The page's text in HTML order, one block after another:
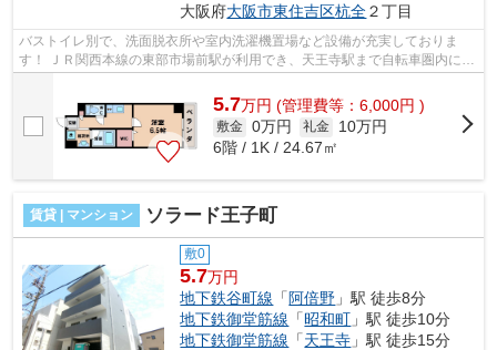
大阪府大阪市東住吉区杭全２丁目
バストイレ別で、洗面脱衣所や室内洗濯機置場など設備が充実しておりま
す！ ＪＲ関西本線の東部市場前駅が利用でき、天王寺駅まで自転車圏内にな
っております。 ■□■□■□■□■□■□■□■□■□■...
5.7万円 (管理費等：6,000円 )
敷金 0万円 礼金
10万円
6階 / 1K / 24.67㎡
賃貸 | マンション ソラード王子町
敷0
5.7万円
地下鉄谷町線 「阿倍野 」駅 徒歩8分
地下鉄御堂筋線 「昭和町 」駅 徒歩10分
地下鉄御堂筋線 「天王寺 」駅 徒歩15分